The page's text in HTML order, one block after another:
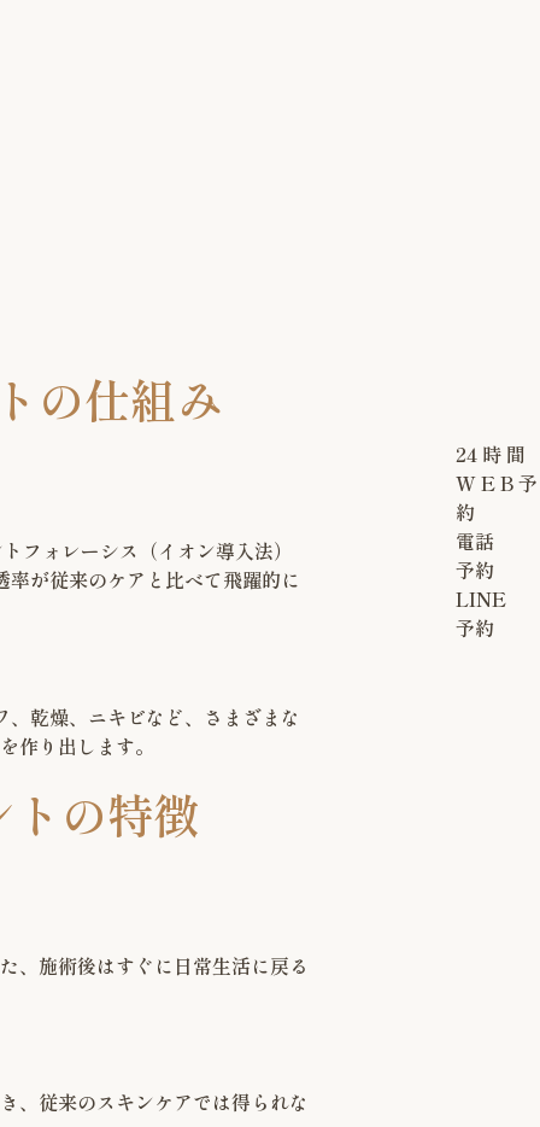
の仕組み
フォレーシス（イオン導入法）
が従来のケアと比べて飛躍的に
乾燥、ニキビなど、さまざまな
作り出します。
の特徴
、施術後はすぐに日常生活に戻る
、従来のスキンケアでは得られな
24 時 間
WEB予
約
電話
予約
LINE
予約